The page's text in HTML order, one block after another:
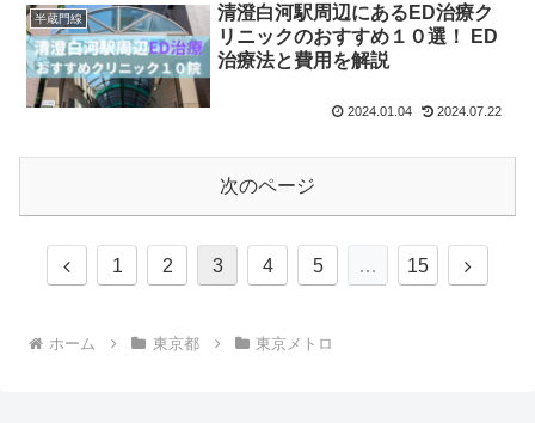
半蔵門線
清澄白河駅周辺にあるED治療ク
リニックのおすすめ１０選！ ED
治療法と費用を解説
2024.01.04 2024.07.22
次のページ
前
1 2 3 4 5 … 15
次
ホーム 東京都 東京メトロ